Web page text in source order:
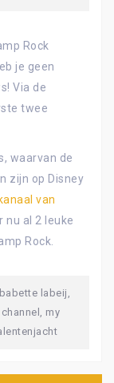
Rock
je geen
Via de
twee
waarvan de
zijn op Disney
van
nu al 2 leuke
Rock.
babette labeij ,
, my